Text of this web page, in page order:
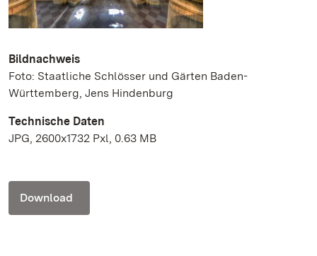
Bildnachweis
Foto: Staatliche Schlösser und Gärten Baden-
Württemberg, Jens Hindenburg
Technische Daten
JPG, 2600x1732 Pxl, 0.63 MB
Download